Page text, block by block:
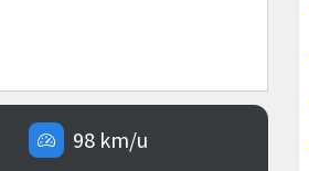
98 km/u